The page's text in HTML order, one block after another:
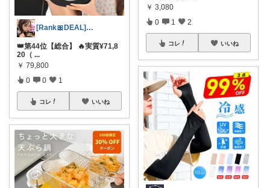
[Rank🎀DEAL]毎日コレ＠ano
👑第44位【総合】 🔥実質¥71,8
20（ ...
￥ 79,800
0 0 1
コレ いいね
￥ 3,080
0 1 2
コレ いいね